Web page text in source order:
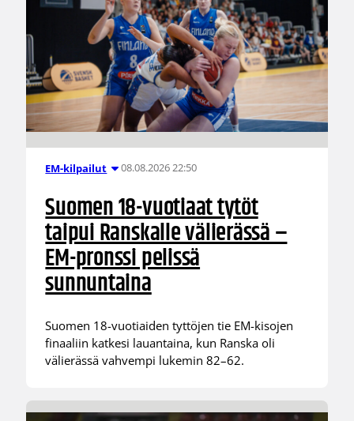
EM-kilpailut 08.08.2026 22:50
Suomen 18-vuotiaat tytöt
taipui Ranskalle välierässä –
EM-pronssi pelissä
sunnuntaina
Suomen 18-vuotiaiden tyttöjen tie EM-kisojen
finaaliin katkesi lauantaina, kun Ranska oli
välierässä vahvempi lukemin 82–62.